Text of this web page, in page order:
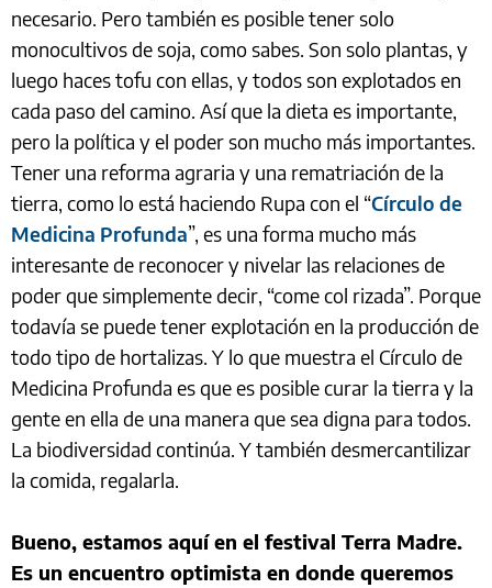
necesario. Pero también es posible tener solo
monocultivos de soja, como sabes. Son solo plantas, y
luego haces tofu con ellas, y todos son explotados en
cada paso del camino. Así que la dieta es importante,
pero la política y el poder son mucho más importantes.
Tener una reforma agraria y una rematriación de la
tierra, como lo está haciendo Rupa con el “Círculo de
Medicina Profunda”, es una forma mucho más
interesante de reconocer y nivelar las relaciones de
poder que simplemente decir, “come col rizada”. Porque
todavía se puede tener explotación en la producción de
todo tipo de hortalizas. Y lo que muestra el Círculo de
Medicina Profunda es que es posible curar la tierra y la
gente en ella de una manera que sea digna para todos.
La biodiversidad continúa. Y también desmercantilizar
la comida, regalarla.
Bueno, estamos aquí en el festival Terra Madre.
Es un encuentro optimista en donde queremos